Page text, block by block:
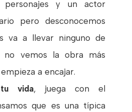
personajes y un actor
pero desconocemos
va a llevar ninguno de
no vemos la obra más
a encajar.
vida, juega con el
que es una típica